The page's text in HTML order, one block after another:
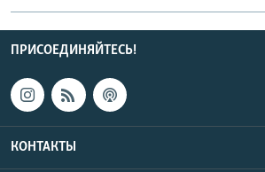
ПРИСОЕДИНЯЙТЕСЬ!
КОНТАКТЫ